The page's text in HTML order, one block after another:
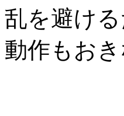
乱を避け
動作もお